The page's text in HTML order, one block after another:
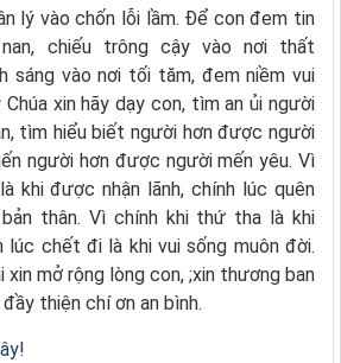
lý vào chốn lỗi lầm. Để con đem tin
chiếu trông cậy vào nơi thất
sáng vào nơi tối tăm, đem niềm vui
xin hãy dạy con, tìm an ủi người
tìm hiểu biết người hơn được người
người hơn được người mến yêu. Vì
khi được nhận lãnh, chính lúc quên
thân. Vì chính khi thứ tha là khi
chết đi là khi vui sống muôn đời.
xin mở rộng lòng con, ;xin thương ban
thiện chí ơn an bình.